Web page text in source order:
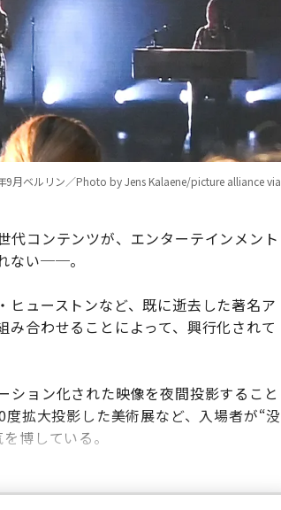
9月ベルリン／Photo by Jens Kalaene/picture alliance via
代コンテンツが、エンターテインメント
ない──。
ューストンなど、既に逝去した著名ア
合わせることによって、興行化されて
ション化された映像を夜間投影すること
拡大投影した美術展など、入場者が“没
博している。